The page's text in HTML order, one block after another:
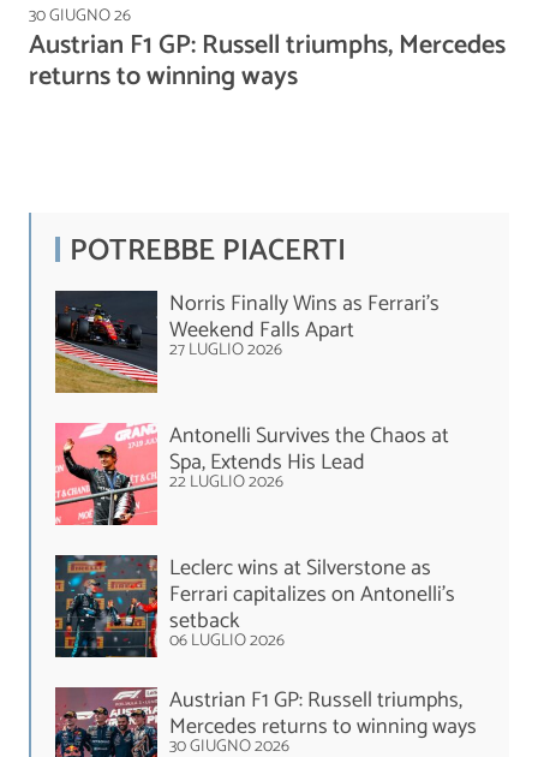
30 GIUGNO 26
Austrian F1 GP: Russell triumphs, Mercedes
returns to winning ways
POTREBBE PIACERTI
Norris Finally Wins as Ferrari's
Weekend Falls Apart
27 LUGLIO 2026
Antonelli Survives the Chaos at
Spa, Extends His Lead
22 LUGLIO 2026
Leclerc wins at Silverstone as
Ferrari capitalizes on Antonelli's
setback
06 LUGLIO 2026
Austrian F1 GP: Russell triumphs,
Mercedes returns to winning ways
30 GIUGNO 2026